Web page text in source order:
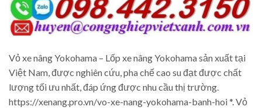
Vỏ xe nâng Yokohama – Lốp xe nâng Yokohama sản xuất tại
Việt Nam, được nghiên cứu, pha chế cao su đạt được chất
lượng tối ưu nhất, đáp ứng được nhu cầu thị trường.
https://xenang.pro.vn/vo-xe-nang-yokohama-banh-hoi *. Vỏ